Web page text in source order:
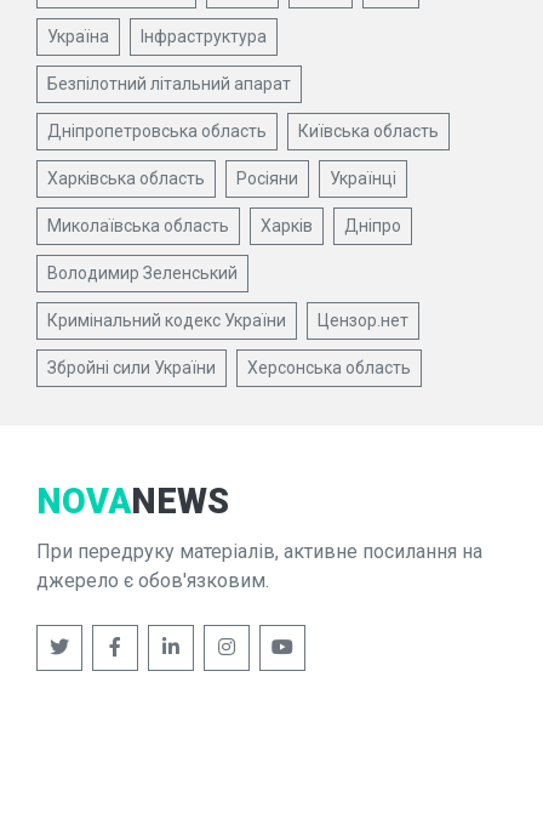
Україна Інфраструктура
Безпілотний літальний апарат
Дніпропетровська область Київська область
Харківська область Росіяни Українці
Миколаївська область Харків Дніпро
Володимир Зеленський
Кримінальний кодекс України Цензор.нет
Збройні сили України Херсонська область
NOVANEWS
При передруку матеріалів, активне посилання на
джерело є обов'язковим.